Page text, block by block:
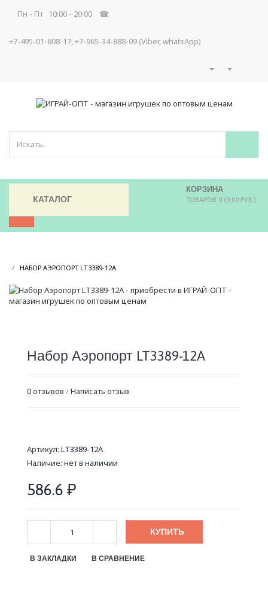
Пн - Пт 10:00 - 20:00 ☎
+7-495-01-808-17, +7-965-34-888-09 (Viber, whatsApp)
КОРЗИНА
ТОВАРОВ 0 (0.00 РУБ.)
КАТАЛОГ
/ НАБОР АЭРОПОРТ LT3389-12A
Набор Аэропорт LT3389-12A
0 отзывов /Написать отзыв
Артикул: LT3389-12A
Наличие: нет в наличии
586.6 ₽
КУПИТЬ
В ЗАКЛАДКИ В СРАВНЕНИЕ